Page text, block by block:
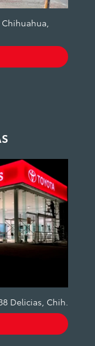
Chihuahua,
Delicias, Chih.